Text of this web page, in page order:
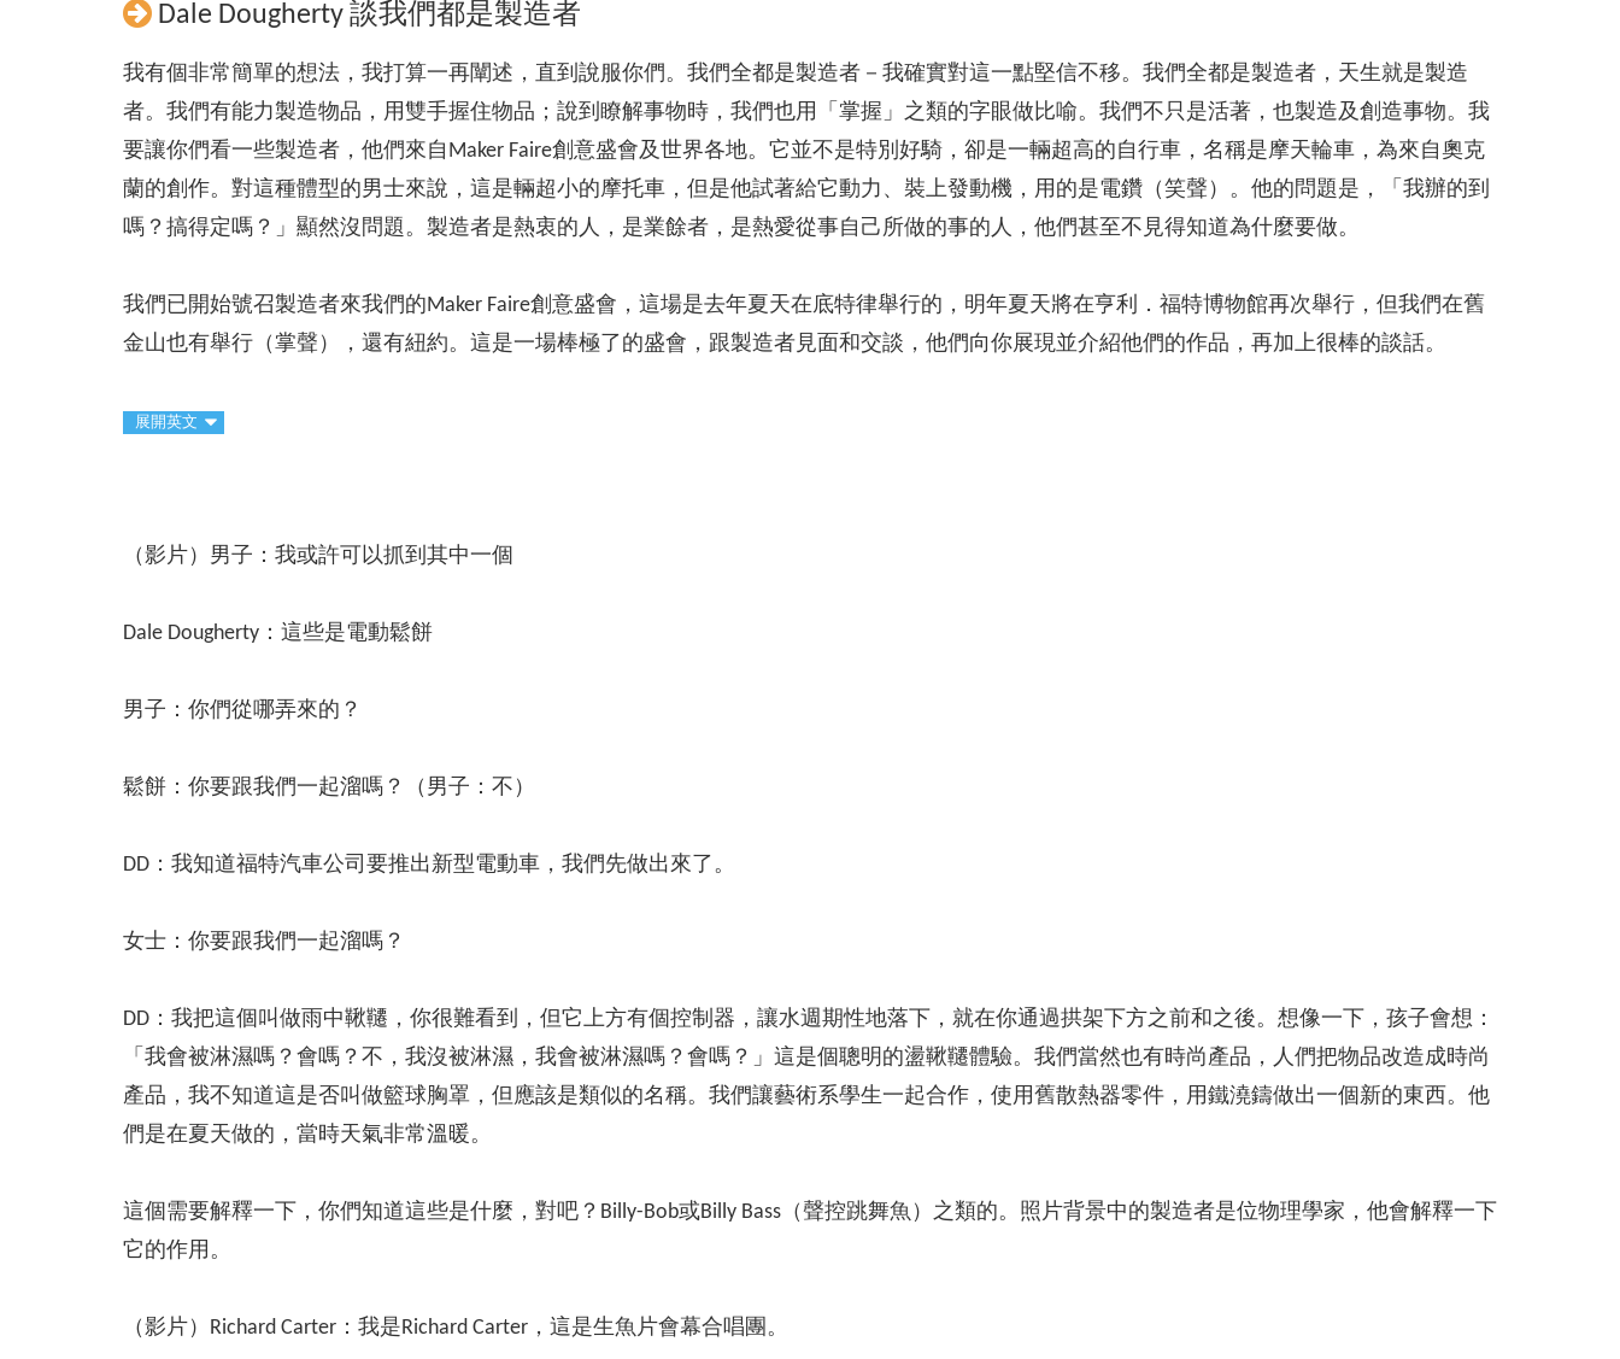
Dale Dougherty 談我們都是製造者
我有個非常簡單的想法，我打算一再闡述，直到說服你們。我們全都是製造者－我確實對這一點堅信不移。我們全都是製造者，天生就是製造
者。我們有能力製造物品，用雙手握住物品；說到瞭解事物時，我們也用「掌握」之類的字眼做比喻。我們不只是活著，也製造及創造事物。我
要讓你們看一些製造者，他們來自Maker Faire創意盛會及世界各地。它並不是特別好騎，卻是一輛超高的自行車，名稱是摩天輪車，為來自奧克
蘭的創作。對這種體型的男士來說，這是輛超小的摩托車，但是他試著給它動力、裝上發動機，用的是電鑽（笑聲）。他的問題是，「我辦的到
嗎？搞得定嗎？」顯然沒問題。製造者是熱衷的人，是業餘者，是熱愛從事自己所做的事的人，他們甚至不見得知道為什麼要做。
我們已開始號召製造者來我們的Maker Faire創意盛會，這場是去年夏天在底特律舉行的，明年夏天將在亨利．福特博物館再次舉行，但我們在舊
金山也有舉行（掌聲），還有紐約。這是一場棒極了的盛會，跟製造者見面和交談，他們向你展現並介紹他們的作品，再加上很棒的談話。
展開英文
（影片）男子：我或許可以抓到其中一個
Dale Dougherty：這些是電動鬆餅
男子：你們從哪弄來的？
鬆餅：你要跟我們一起溜嗎？（男子：不）
DD：我知道福特汽車公司要推出新型電動車，我們先做出來了。
女士：你要跟我們一起溜嗎？
DD：我把這個叫做雨中鞦韆，你很難看到，但它上方有個控制器，讓水週期性地落下，就在你通過拱架下方之前和之後。想像一下，孩子會想：
「我會被淋濕嗎？會嗎？不，我沒被淋濕，我會被淋濕嗎？會嗎？」這是個聰明的盪鞦韆體驗。我們當然也有時尚產品，人們把物品改造成時尚
產品，我不知道這是否叫做籃球胸罩，但應該是類似的名稱。我們讓藝術系學生一起合作，使用舊散熱器零件，用鐵澆鑄做出一個新的東西。他
們是在夏天做的，當時天氣非常溫暖。
這個需要解釋一下，你們知道這些是什麼，對吧？Billy-Bob或Billy Bass（聲控跳舞魚）之類的。照片背景中的製造者是位物理學家，他會解釋一下
它的作用。
（影片）Richard Carter：我是Richard Carter，這是生魚片會幕合唱團。